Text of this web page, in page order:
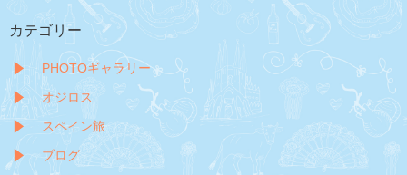
カテゴリー
PHOTOギャラリー
オジロス
スペイン旅
ブログ